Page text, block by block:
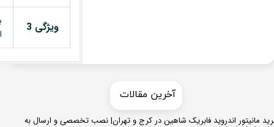
ویژگی 3
مانیتور اندروید فابریک شاهین در کرج و تهران| نصب تخصصی و ارسال به
​​آخرین مقالات